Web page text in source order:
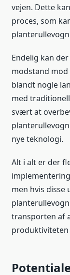
vejen. Dette
proces, som
Endelig kan
modstand
blandt nogle
med
svært at
nye teknologi.
Alt i alt er der
men hvis disse
transporten af